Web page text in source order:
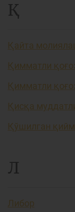
Қ
Қайта
Қимматли
Қимматли
Қисқа
Қўшилган
Л
Либор